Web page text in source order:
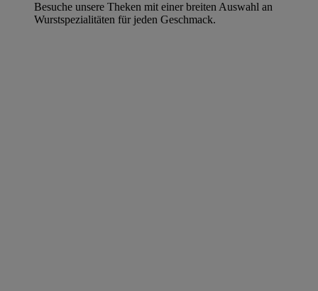
Besuche unsere Theken mit einer breiten Auswahl an
Wurstspezialitäten für jeden Geschmack.